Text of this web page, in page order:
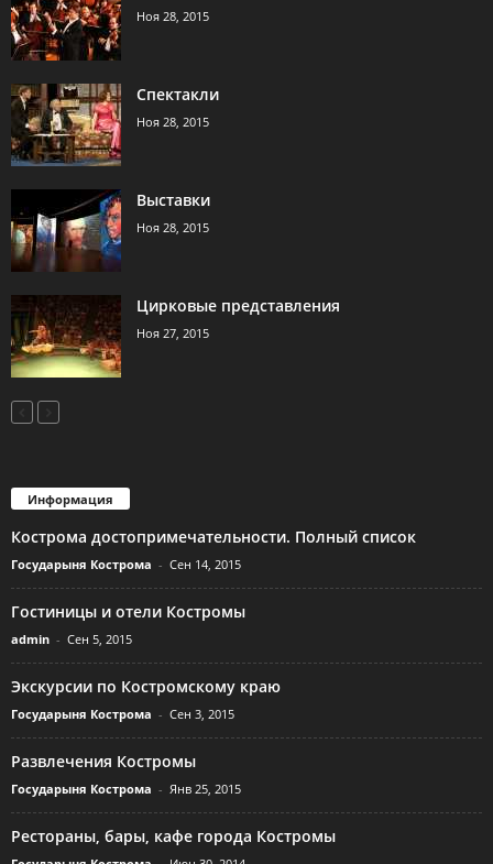
Ноя 28, 2015
Спектакли
Ноя 28, 2015
Выставки
Ноя 28, 2015
Цирковые представления
Ноя 27, 2015
Информация
Кострома достопримечательности. Полный список
Государыня Кострома - Сен 14, 2015
Гостиницы и отели Костромы
admin - Сен 5, 2015
Экскурсии по Костромскому краю
Государыня Кострома - Сен 3, 2015
Развлечения Костромы
Государыня Кострома - Янв 25, 2015
Рестораны, бары, кафе города Костромы